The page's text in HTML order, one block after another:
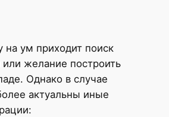
на ум приходит поиск
желание построить
Однако в случае
актуальны иные